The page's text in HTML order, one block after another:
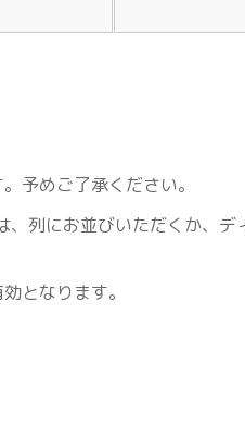
予めご了承ください。
列にお並びいただくか、デ
となります。